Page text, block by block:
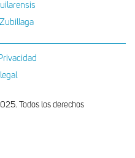
Todos los derechos